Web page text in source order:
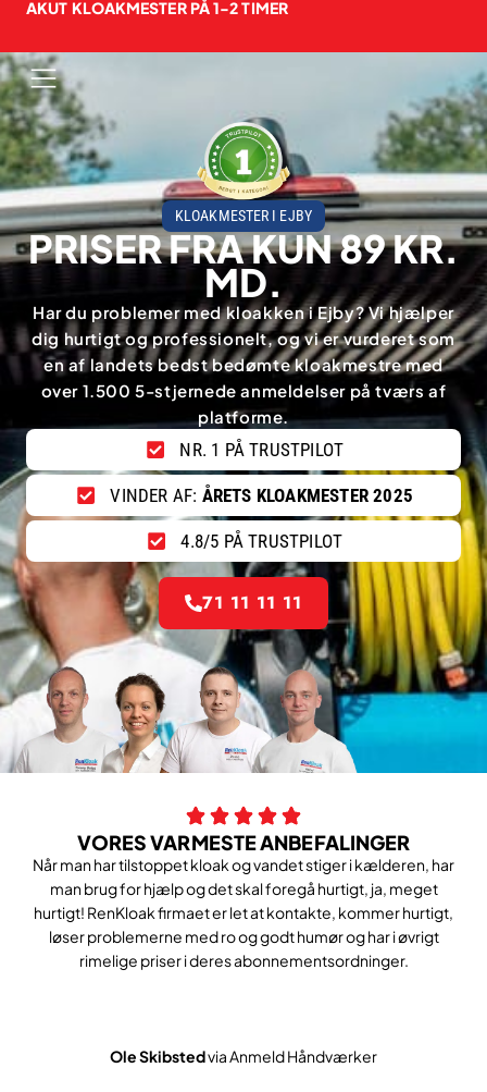
AKUT KLOAKMESTER PÅ 1-2 TIMER
KLOAKMESTER I EJBY
PRISER FRA KUN 89 KR.
MD.
Har du problemer med kloakken i Ejby? Vi hjælper
dig hurtigt og professionelt, og vi er vurderet som
en af landets bedst bedømte kloakmestre med
over 1.500 5-stjernede anmeldelser på tværs af
platforme.
NR. 1 PÅ TRUSTPILOT
VINDER AF: ÅRETS KLOAKMESTER 2025
4.8/5 PÅ TRUSTPILOT
71 11 11 11
VORES VARMESTE ANBEFALINGER
Når man har tilstoppet kloak og vandet stiger i kælderen, har
man brug for hjælp og det skal foregå hurtigt, ja, meget
hurtigt! RenKloak firmaet er let at kontakte, kommer hurtigt,
løser problemerne med ro og godt humør og har i øvrigt
rimelige priser i deres abonnementsordninger.
Ole Skibstedvia Anmeld Håndværker